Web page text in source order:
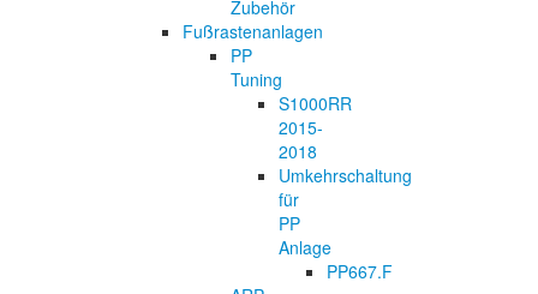
Zubehör
Fußrastenanlagen
PP
Tuning
S1000RR
2015-
2018
Umkehrschaltung
für
PP
Anlage
PP667.F